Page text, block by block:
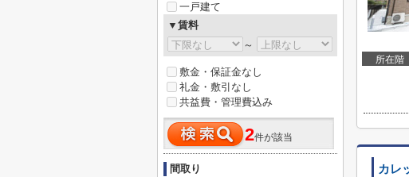
所在階
カレ
一戸建て
▼賃料
～
敷金・保証金なし
礼金・敷引なし
共益費・管理費込み
2件が該当
間取り